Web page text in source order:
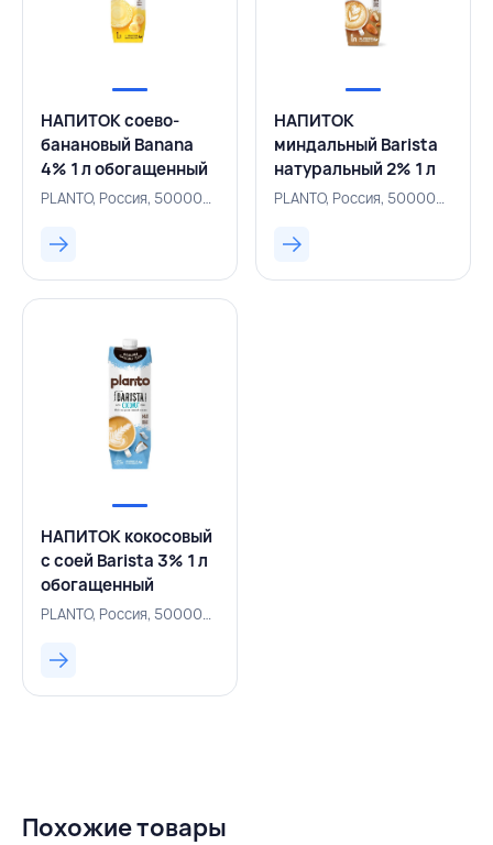
НАПИТОК соево-
банановый Banana
4% 1 л обогащенный
кальцием, PLANTO, PLANTO, Россия, 500000546
НАПИТОК
миндальный Barista
натуральный 2% 1 л
обогащенный
РОССИЯ
PLANTO, Россия, 500000540
НАПИТОК кокосовый
с соей Barista 3% 1 л
обогащенный
кальцием, PLANTO, PLANTO, Россия, 500000610
Похожие товары